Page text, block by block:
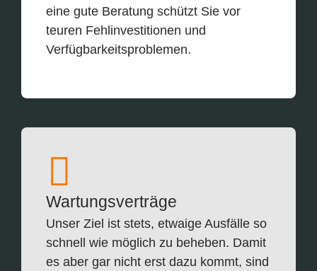
eine gute Beratung schützt Sie vor
teuren Fehlinvestitionen und
Verfügbarkeitsproblemen.
Wartungsverträge
Unser Ziel ist stets, etwaige Ausfälle so
schnell wie möglich zu beheben. Damit
es aber gar nicht erst dazu kommt, sind